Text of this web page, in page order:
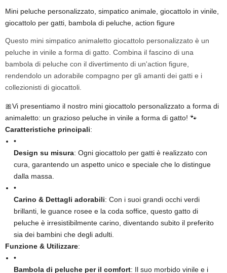
Mini peluche personalizzato, simpatico animale, giocattolo in vinile,
giocattolo per gatti, bambola di peluche, action figure
Questo mini simpatico animaletto giocattolo personalizzato è un
peluche in vinile a forma di gatto. Combina il fascino di una
bambola di peluche con il divertimento di un'action figure,
rendendolo un adorabile compagno per gli amanti dei gatti e i
collezionisti di giocattoli.
🎀Vi presentiamo il nostro mini giocattolo personalizzato a forma di
animaletto: un grazioso peluche in vinile a forma di gatto! 🐾
Caratteristiche principali​:
•
Design su misura​: Ogni giocattolo per gatti è realizzato con
cura, garantendo un aspetto unico e speciale che lo distingue
dalla massa.
•
Carino & Dettagli adorabili​: Con i suoi grandi occhi verdi
brillanti, le guance rosee e la coda soffice, questo gatto di
peluche è irresistibilmente carino, diventando subito il preferito
sia dei bambini che degli adulti.
Funzione & Utilizzare​:
•
Bambola di peluche per il comfort​: Il suo morbido vinile e i